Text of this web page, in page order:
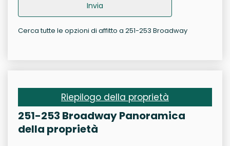
Invia
Cerca tutte le opzioni di affitto a 251-253 Broadway
Riepilogo della proprietà
251-253 Broadway Panoramica
della proprietà